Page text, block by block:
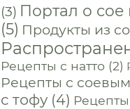
(3) Портал о сое
(5) Продукты из
Рецепты с натто(2)
Рецепты с
с тофу(4)